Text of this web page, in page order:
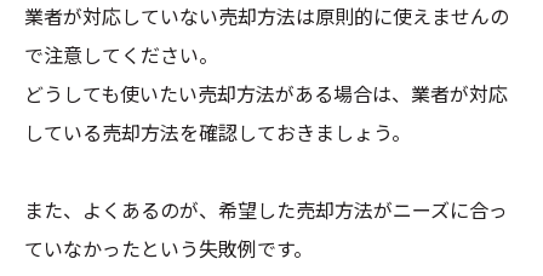
業者が対応していない売却方法は原則的に使えませんの
で注意してください。
どうしても使いたい売却方法がある場合は、業者が対応
している売却方法を確認しておきましょう。
また、よくあるのが、希望した売却方法がニーズに合っ
ていなかったという失敗例です。